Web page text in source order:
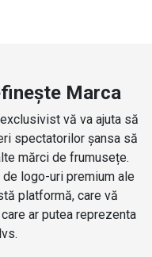
Marca
vă va ajuta să
spectatorilor șansa să
mărci de frumusețe.
logo-uri premium ale
platformă, care vă
ar putea reprezenta